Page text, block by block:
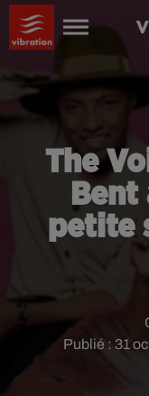
The
petite
Publié : 31